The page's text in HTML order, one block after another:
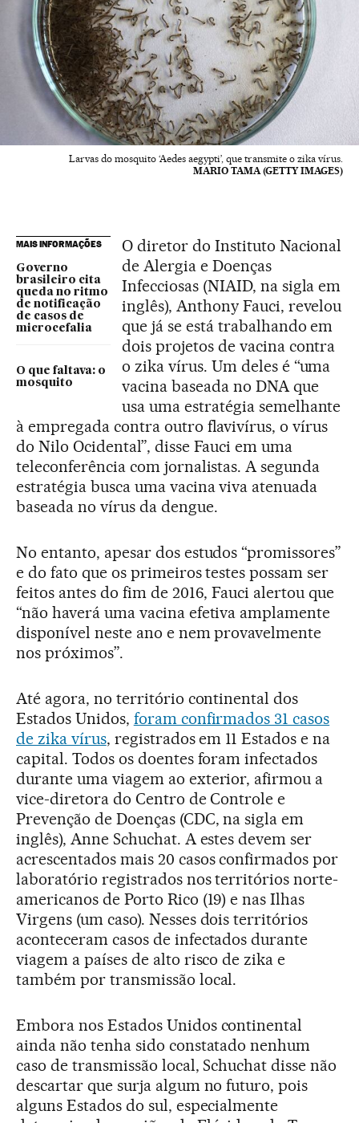
Larvas do mosquito ‘Aedes aegypti’, que transmite o zika vírus.
MARIO TAMA (GETTY IMAGES)
MAIS INFORMAÇÕES
Governo
brasileiro cita
queda no ritmo
de notificação
de casos de
microcefalia
O que faltava: o
mosquito
O diretor do Instituto Nacional
de Alergia e Doenças
Infecciosas (NIAID, na sigla em
inglês), Anthony Fauci, revelou
que já se está trabalhando em
dois projetos de vacina contra
o zika vírus. Um deles é “uma
vacina baseada no DNA que
usa uma estratégia semelhante
à empregada contra outro flavivírus, o vírus
do Nilo Ocidental”, disse Fauci em uma
teleconferência com jornalistas. A segunda
estratégia busca uma vacina viva atenuada
baseada no vírus da dengue.
No entanto, apesar dos estudos “promissores”
e do fato que os primeiros testes possam ser
feitos antes do fim de 2016, Fauci alertou que
“não haverá uma vacina efetiva amplamente
disponível neste ano e nem provavelmente
nos próximos”.
Até agora, no território continental dos
Estados Unidos, foram confirmados 31 casos
de zika vírus, registrados em 11 Estados e na
capital. Todos os doentes foram infectados
durante uma viagem ao exterior, afirmou a
vice-diretora do Centro de Controle e
Prevenção de Doenças (CDC, na sigla em
inglês), Anne Schuchat. A estes devem ser
acrescentados mais 20 casos confirmados por
laboratório registrados nos territórios norte-
americanos de Porto Rico (19) e nas Ilhas
Virgens (um caso). Nesses dois territórios
aconteceram casos de infectados durante
viagem a países de alto risco de zika e
também por transmissão local.
Embora nos Estados Unidos continental
ainda não tenha sido constatado nenhum
caso de transmissão local, Schuchat disse não
descartar que surja algum no futuro, pois
alguns Estados do sul, especialmente